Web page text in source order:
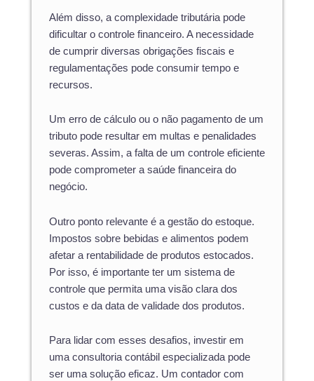
Além disso, a complexidade tributária pode
dificultar o controle financeiro. A necessidade
de cumprir diversas obrigações fiscais e
regulamentações pode consumir tempo e
recursos.
Um erro de cálculo ou o não pagamento de um
tributo pode resultar em multas e penalidades
severas. Assim, a falta de um controle eficiente
pode comprometer a saúde financeira do
negócio.
Outro ponto relevante é a gestão do estoque.
Impostos sobre bebidas e alimentos podem
afetar a rentabilidade de produtos estocados.
Por isso, é importante ter um sistema de
controle que permita uma visão clara dos
custos e da data de validade dos produtos.
Para lidar com esses desafios, investir em
uma consultoria contábil especializada pode
ser uma solução eficaz. Um contador com